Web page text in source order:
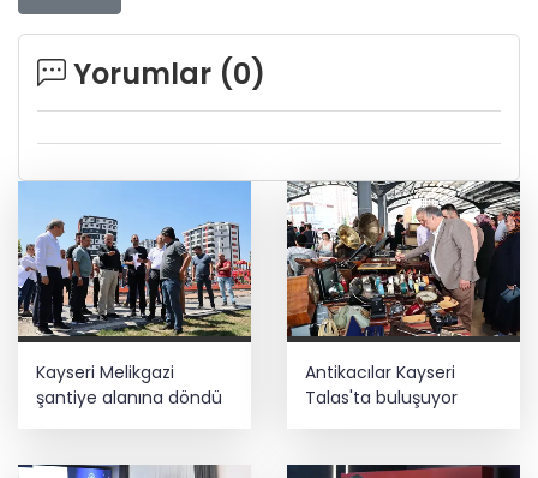
Yorumlar (0)
Kayseri Melikgazi
şantiye alanına döndü
Antikacılar Kayseri
Talas'ta buluşuyor